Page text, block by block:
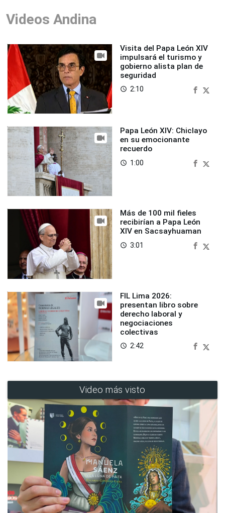
Videos Andina
Visita del Papa León XIV
impulsará el turismo y
gobierno alista plan de
seguridad
access_time 2:10
Papa León XIV: Chiclayo
en su emocionante
recuerdo
access_time 1:00
Más de 100 mil fieles
recibirían a Papa León
XIV en Sacsayhuaman
access_time 3:01
FIL Lima 2026:
presentan libro sobre
derecho laboral y
negociaciones
colectivas
access_time 2:42
Video más visto